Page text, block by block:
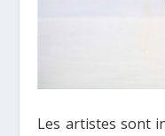
Les artistes sont